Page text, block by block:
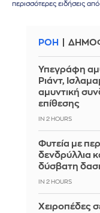
περισσότερες ειδήσεις
ΡΟΗ
Υπεγράφη
Ριάντ,
αμυντική
επίθεσης
IN 2 HOURS
Φυτεία με
δενδρύλλια
δύσβατη
IN 2 HOURS
Χειροπέδες